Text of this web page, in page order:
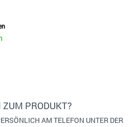
PRODUKT?
AM TELEFON UNTER DER